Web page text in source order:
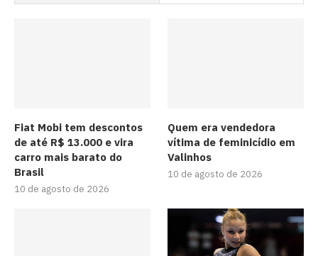
Fiat Mobi tem descontos
de até R$ 13.000 e vira
carro mais barato do
Brasil
10 de agosto de 2026
Quem era vendedora
vítima de feminicídio em
Valinhos
10 de agosto de 2026